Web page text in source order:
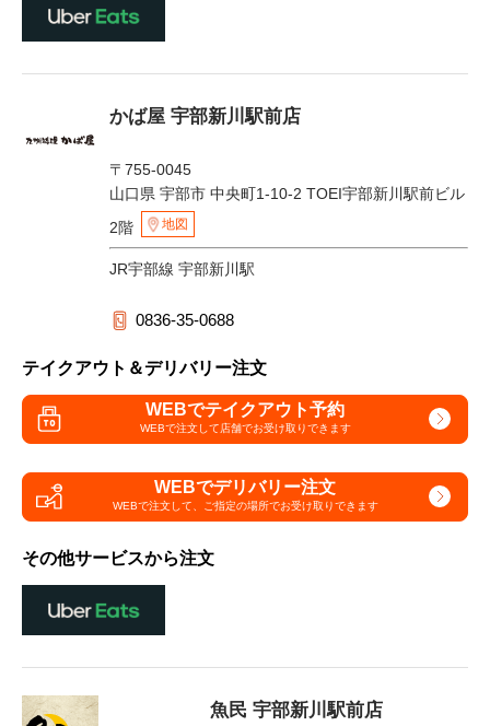
かば屋 宇部新川駅前店
〒755-0045
山口県 宇部市 中央町1-10-2 TOEI宇部新川駅前ビル
2階
地図
JR宇部線 宇部新川駅
0836-35-0688
テイクアウト＆デリバリー注文
WEBでテイクアウト予約
WEBで注文して店舗でお受け取りできます
WEBでデリバリー注文
WEBで注文して、 ご指定の場所でお受け取りできます
その他サービスから注文
魚民 宇部新川駅前店